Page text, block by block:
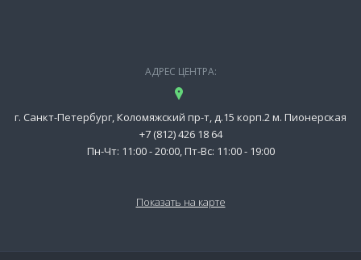
АДРЕС ЦЕНТРА:
г. Санкт-Петербург, Коломяжский пр-т, д.15 корп.2 м. Пионерская
+7 (812) 426 18 64
Пн-Чт: 11:00 - 20:00, Пт-Вс: 11:00 - 19:00
Показать на карте